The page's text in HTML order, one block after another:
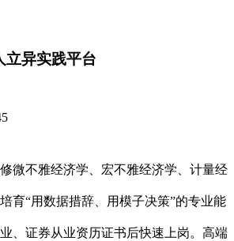
立异实践平台
不雅经济学、宏不雅经济学、计量经
育“用数据措辞、用模子决策”的专业能
、证券从业资历证书后快速上岗。高端